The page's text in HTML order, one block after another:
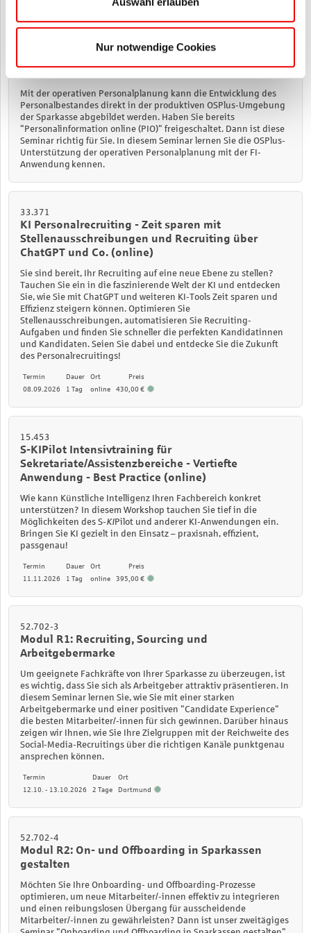
Nur notwendige Cookies
Mit der operativen Personalplanung kann die Entwicklung des
Personalbestandes direkt in der produktiven OSPlus-Umgebung
der Sparkasse abgebildet werden. Haben Sie bereits
"Personalinformation online (PIO)" freigeschaltet. Dann ist diese
Seminar richtig für Sie. In diesem Seminar lernen Sie die OSPlus-
Unterstützung der operativen Personalplanung mit der FI-
Anwendung kennen.
33.371
KI Personalrecruiting - Zeit sparen mit
Stellenausschreibungen und Recruiting über
ChatGPT und Co. (online)
Sie sind bereit, Ihr Recruiting auf eine neue Ebene zu stellen?
Tauchen Sie ein in die faszinierende Welt der KI und entdecken
Sie, wie Sie mit ChatGPT und weiteren KI-Tools Zeit sparen und
Effizienz steigern können. Optimieren Sie
Stellenausschreibungen, automatisieren Sie Recruiting-
Aufgaben und finden Sie schneller die perfekten Kandidatinnen
und Kandidaten. Seien Sie dabei und entdecke Sie die Zukunft
des Personalrecruitings!
Termin Dauer Ort
Preis
08.09.2026
1 Tag online 430,00 €
15.453
S-KIPilot Intensivtraining für
Sekretariate/Assistenzbereiche - Vertiefte
Anwendung - Best Practice (online)
Wie kann Künstliche Intelligenz Ihren Fachbereich konkret
unterstützen? In diesem Workshop tauchen Sie tief in die
Möglichkeiten des S-KIPilot und anderer KI-Anwendungen ein.
Bringen Sie KI gezielt in den Einsatz – praxisnah, effizient,
passgenau!
Termin Dauer Ort
Preis
11.11.2026
1 Tag online 395,00 €
52.702-3
Modul R1: Recruiting, Sourcing und
Arbeitgebermarke
Um geeignete Fachkräfte von Ihrer Sparkasse zu überzeugen, ist
es wichtig, dass Sie sich als Arbeitgeber attraktiv präsentieren. In
diesem Seminar lernen Sie, wie Sie mit einer starken
Arbeitgebermarke und einer positiven "Candidate Experience"
die besten Mitarbeiter/-innen für sich gewinnen. Darüber hinaus
zeigen wir Ihnen, wie Sie Ihre Zielgruppen mit der Reichweite des
Social-Media-Recruitings über die richtigen Kanäle punktgenau
ansprechen können.
Termin Dauer
Ort
12.10. - 13.10.2026
2 Tage Dortmund
52.702-4
Modul R2: On- und Offboarding in Sparkassen
gestalten
Möchten Sie Ihre Onboarding- und Offboarding-Prozesse
optimieren, um neue Mitarbeiter/-innen effektiv zu integrieren
und einen reibungslosen Übergang für ausscheidende
Mitarbeiter/-innen zu gewährleisten? Dann ist unser zweitägiges